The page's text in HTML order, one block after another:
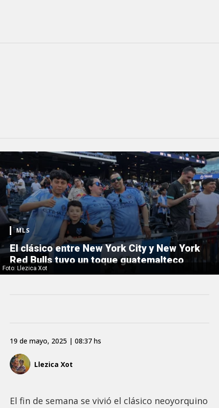
Foto: Llezica Xot
MLS
El clásico entre New York City y New York
Red Bulls tuvo un toque guatemalteco
Llezica Xot
19 de mayo, 2025 | 08:37 hs
El fin de semana se vivió el clásico neoyorquino